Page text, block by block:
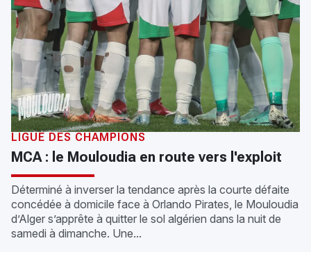
LIGUE DES CHAMPIONS
MCA : le Mouloudia en route vers l'exploit
Déterminé à inverser la tendance après la courte défaite
concédée à domicile face à Orlando Pirates, le Mouloudia
d’Alger s’apprête à quitter le sol algérien dans la nuit de
samedi à dimanche. Une...